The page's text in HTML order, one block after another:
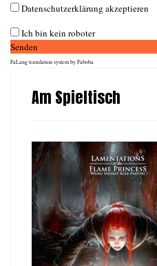
Datenschutzerklärung akzeptieren
Ich bin kein roboter
Senden
FaLang translation system by Faboba
Am Spieltisch